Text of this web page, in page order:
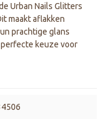
Urban Nails Glitters
maakt aflakken
prachtige glans
keuze voor